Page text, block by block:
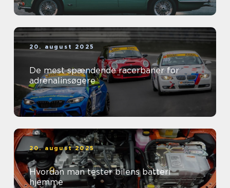
20. august 2025
De mest spændende racerbaner for
adrenalinsøgere
20. august 2025
Hvordan man tester bilens batteri
hjemme